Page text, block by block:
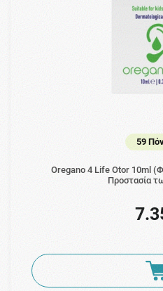
59
Oregano 4 Life Otor 10ml
Προστασία